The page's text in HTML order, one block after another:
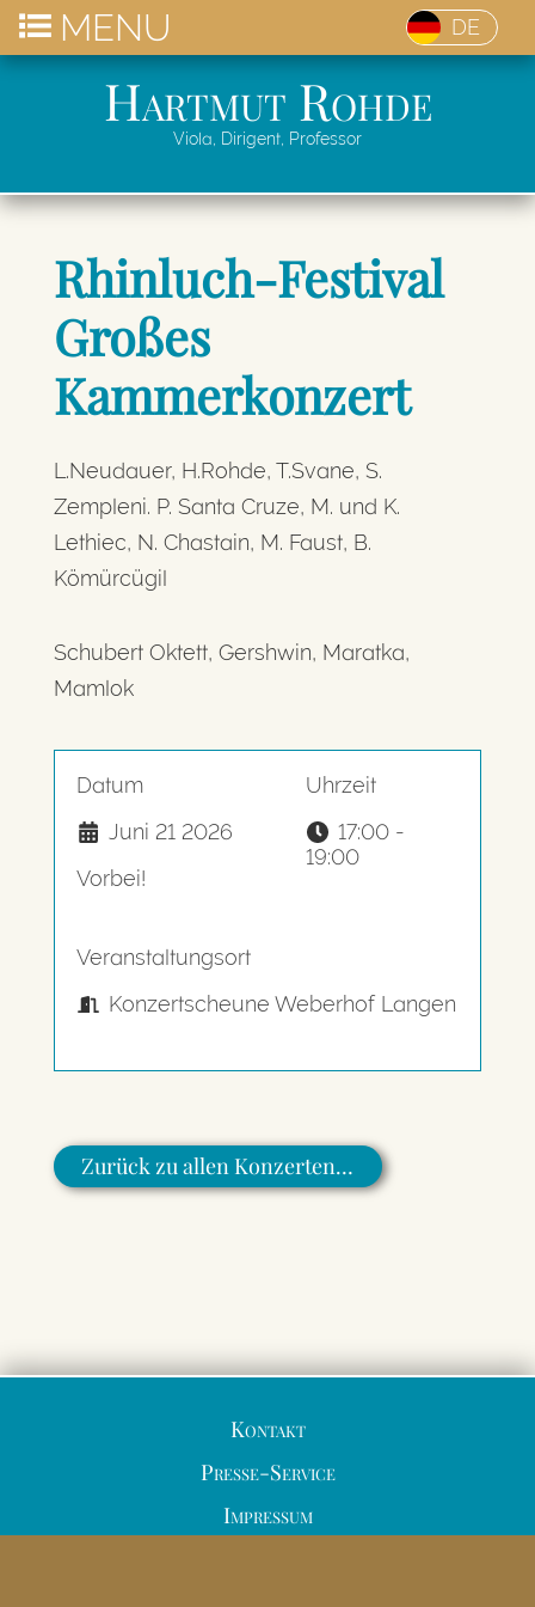
MENU
Hartmut Rohde
Viola, Dirigent, Professor
DE
Rhinluch-Festival
Großes
Kammerkonzert
L.Neudauer, H.Rohde, T.Svane, S.
Zempleni. P. Santa Cruze, M. und K.
Lethiec, N. Chastain, M. Faust, B.
Kömürcügil
Schubert Oktett, Gershwin, Maratka,
Mamlok
Datum
Juni 21 2026
Vorbei!
Uhrzeit
17:00 -
19:00
Veranstaltungsort
Konzertscheune Weberhof Langen
Zurück zu allen Konzerten…
Kontakt
Presse-Service
Impressum